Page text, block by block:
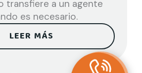
transfiere a un agente
es necesario.
LEER MÁS